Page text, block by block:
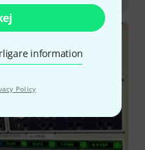
information
Policy